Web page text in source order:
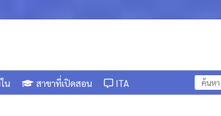
น สาขาที่เปิดสอน ITA
ค้นหา
สำหรับ: